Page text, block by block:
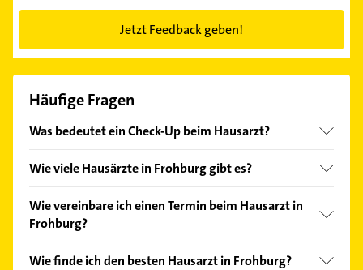
Jetzt Feedback geben!
Häufige Fragen
Was bedeutet ein Check-Up beim Hausarzt?
Jahre Anspruch auf eine Vorsorgeuntersuchung. Der
Anamnesegespräch und eine körperliche
Untersuchung durch. Der Check-Up beinhaltet
Test. In diesem Zusammenhang können Sie sich
Wie viele Hausärzte in Frohburg gibt es?
Hausärzte in Frohburg und näherer Umgebung.
Neben den Kontaktdaten finden Sie weitere
in Ihrer Nähre auszuwählen.
Wie vereinbare ich einen Termin beim Hausarzt in
Frohburg?
Wie finde ich den besten Hausarzt in Frohburg?